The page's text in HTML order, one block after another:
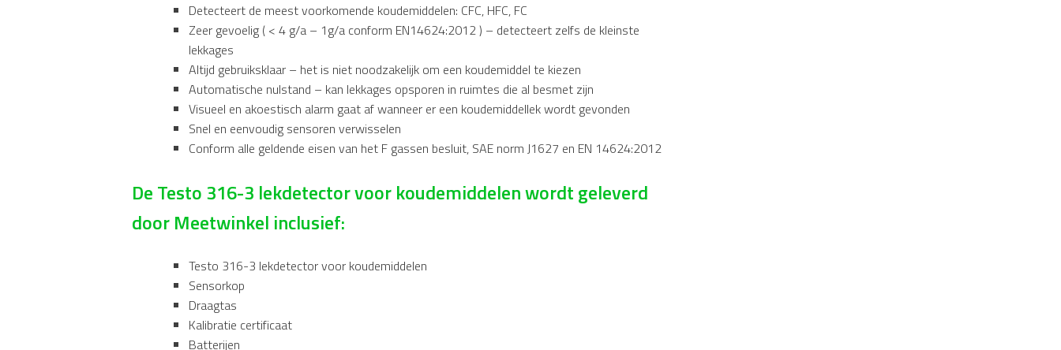
Detecteert de meest voorkomende koudemiddelen: CFC, HFC, FC
Zeer gevoelig ( < 4 g/a – 1g/a conform EN14624:2012 ) – detecteert zelfs de kleinste
lekkages
Altijd gebruiksklaar – het is niet noodzakelijk om een koudemiddel te kiezen
Automatische nulstand – kan lekkages opsporen in ruimtes die al besmet zijn
Visueel en akoestisch alarm gaat af wanneer er een koudemiddellek wordt gevonden
Snel en eenvoudig sensoren verwisselen
Conform alle geldende eisen van het F gassen besluit, SAE norm J1627 en EN 14624:2012
De Testo 316-3 lekdetector voor koudemiddelen wordt geleverd
door Meetwinkel inclusief:
Testo 316-3 lekdetector voor koudemiddelen
Sensorkop
Draagtas
Kalibratie certificaat
Batterijen